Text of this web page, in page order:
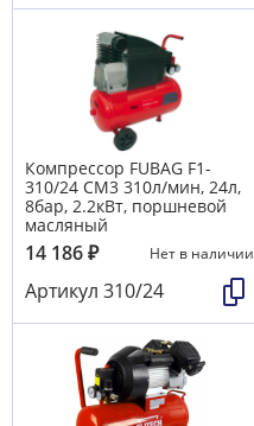
Компрессор FUBAG F1-
310/24 СМ3 310л/мин, 24л,
8бар, 2.2кВт, поршневой
масляный
14 186₽ Нет в наличии
Артикул 310/24